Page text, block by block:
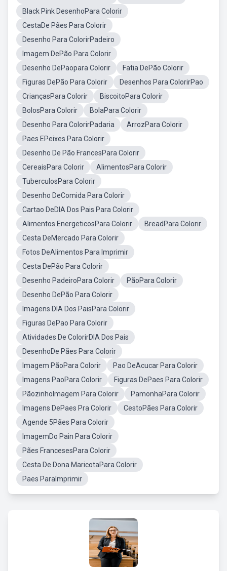
Black Pink DesenhoPara Colorir
CestaDe Pães Para Colorir
Desenho Para ColorirPadeiro
Imagem DePão Para Colorir
Desenho DePaopara Colorir
Fatia DePão Colorir
Figuras DePão Para Colorir
Desenhos Para ColorirPao
CriançasPara Colorir
BiscoitoPara Colorir
BolosPara Colorir
BolaPara Colorir
Desenho Para ColorirPadaria
ArrozPara Colorir
Paes EPeixes Para Colorir
Desenho De Pão FrancesPara Colorir
CereaisPara Colorir
AlimentosPara Colorir
TuberculosPara Colorir
Desenho DeComida Para Colorir
Cartao DeDIA Dos Pais Para Colorir
Alimentos EnergeticosPara Colorir
BreadPara Colorir
Cesta DeMercado Para Colorir
Fotos DeAlimentos Para Imprimir
Cesta DePão Para Colorir
Desenho PadeiroPara Colorir
PãoPara Colorir
Desenho DePão Para Colorir
Imagens DIA Dos PaisPara Colorir
Figuras DePao Para Colorir
Atividades De ColorirDIA Dos Pais
DesenhoDe Pães Para Colorir
Imagem PãoPara Colorir
Pao DeAcucar Para Colorir
Imagens PaoPara Colorir
Figuras DePaes Para Colorir
PãozinhoImagem Para Colorir
PamonhaPara Colorir
Imagens DePaes Pra Colorir
CestoPães Para Colorir
Agende 5Pães Para Colorir
ImagemDo Pain Para Colorir
Pães FrancesesPara Colorir
Cesta De Dona MaricotaPara Colorir
Paes ParaImprimir